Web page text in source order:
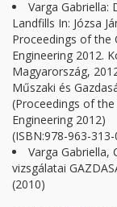
Varga Gabriella:
Landfills In: Józsa
Proceedings of the
Engineering 2012.
Magyarország,
Műszaki és
(Proceedings of the
Engineering 2012)
(ISBN:978-963-
Varga Gabriella,
vizsgálatai
(2010)